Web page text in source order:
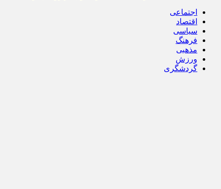
اجتماعی
اقتصاد
سیاسی
فرهنگ
مذهبی
ورزش
گردشگری